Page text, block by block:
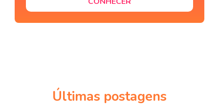
Últimas postagens